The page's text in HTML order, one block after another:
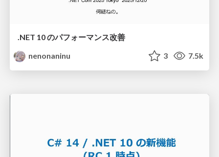
.NET 10 のパフォーマンス改善
nenonaninu
3 7.5k